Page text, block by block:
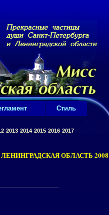
Стиль
2013 2014 2015 2016 2017
ОБЛАСТЬ 2008